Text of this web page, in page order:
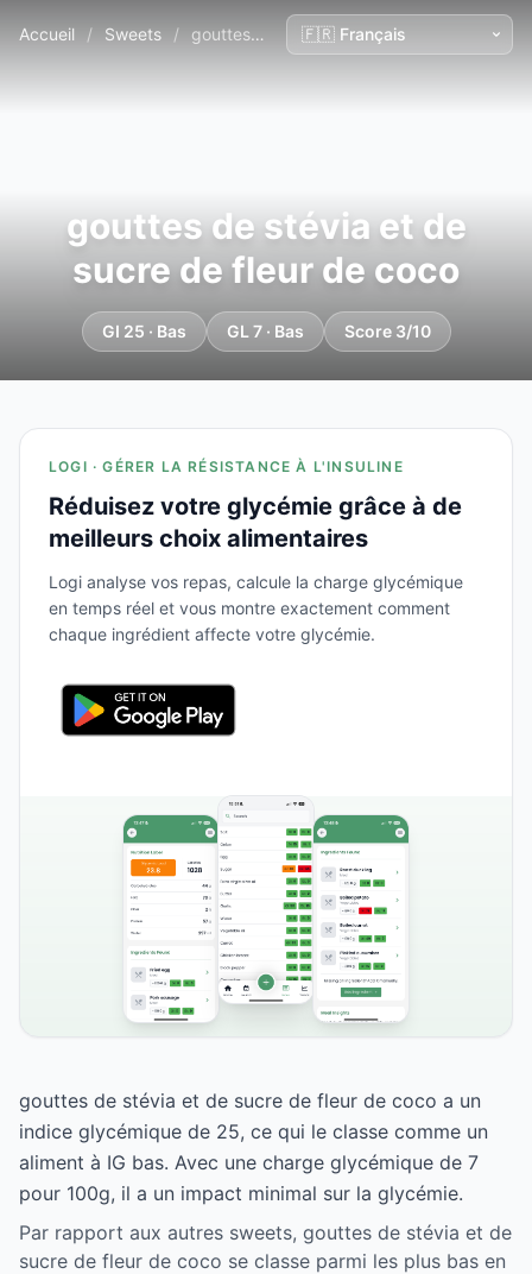
Accueil / Sweets / gouttes de stévia et de sucre de fleur de coco
gouttes de stévia et de
sucre de fleur de coco
GI 25 · Bas GL 7 · Bas Score 3/10
LOGI · GÉRER LA RÉSISTANCE À L'INSULINE
Réduisez votre glycémie grâce à de
meilleurs choix alimentaires
Logi analyse vos repas, calcule la charge glycémique
en temps réel et vous montre exactement comment
chaque ingrédient affecte votre glycémie.
gouttes de stévia et de sucre de fleur de coco a un
indice glycémique de 25, ce qui le classe comme un
aliment à IG bas. Avec une charge glycémique de 7
pour 100g, il a un impact minimal sur la glycémie.
Par rapport aux autres sweets, gouttes de stévia et de
sucre de fleur de coco se classe parmi les plus bas en